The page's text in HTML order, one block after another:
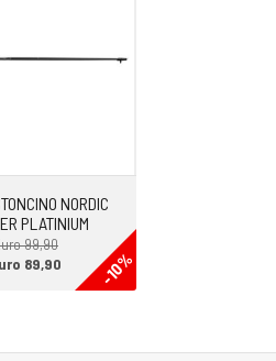
hanno un’altezza di circa 4, 5
montagna.
NORDIC
PLATINIUM
99,90
-10%
89,90